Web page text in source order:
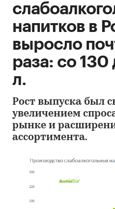
напитков в
выросло
раза: со
л.
Рост выпуска был
увеличением
рынке и
ассортимента.